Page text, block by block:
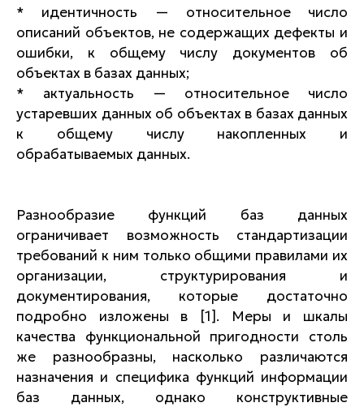
* идентичность — относительное число
описаний объектов, не содержащих дефекты и
ошибки, к общему числу документов об
объектах в базах данных;
* актуальность — относительное число
устаревших данных об объектах в базах данных
к общему числу накопленных и
обрабатываемых данных.
Разнообразие функций баз данных
ограничивает возможность стандартизации
требований к ним только общими правилами их
организации, структурирования и
документирования, которые достаточно
подробно изложены в [1]. Меры и шкалы
качества функциональной пригодности столь
же разнообразны, насколько различаются
назначения и специфика функций информации
баз данных, однако конструктивные